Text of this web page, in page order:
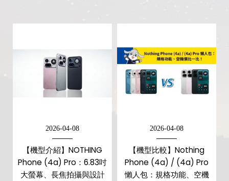
2026-04-08
【機型介紹】NOTHING
Phone (4a) Pro：6.83吋
大螢幕、長焦拍攝與設計
2026-04-08
【機型比較】Nothing
Phone (4a) / (4a) Pro
懶人包：規格功能、空機